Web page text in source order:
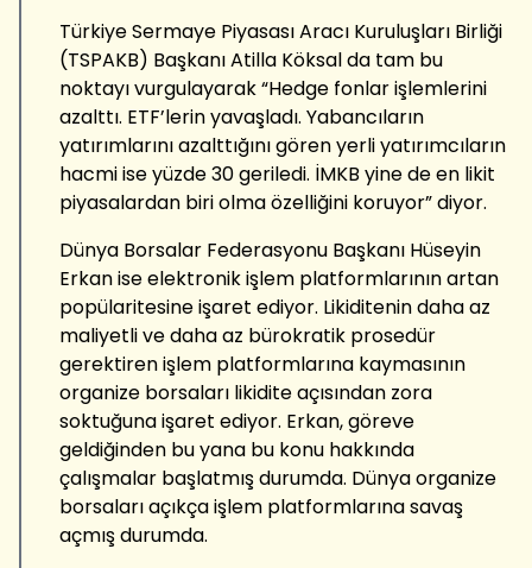
Türkiye Sermaye Piyasası Aracı Kuruluşları Birliği
(TSPAKB) Başkanı Atilla Köksal da tam bu
noktayı vurgulayarak “Hedge fonlar işlemlerini
azalttı. ETF’lerin yavaşladı. Yabancıların
yatırımlarını azalttığını gören yerli yatırımcıların
hacmi ise yüzde 30 geriledi. İMKB yine de en likit
piyasalardan biri olma özelliğini koruyor” diyor.
Dünya Borsalar Federasyonu Başkanı Hüseyin
Erkan ise elektronik işlem platformlarının artan
popülaritesine işaret ediyor. Likiditenin daha az
maliyetli ve daha az bürokratik prosedür
gerektiren işlem platformlarına kaymasının
organize borsaları likidite açısından zora
soktuğuna işaret ediyor. Erkan, göreve
geldiğinden bu yana bu konu hakkında
çalışmalar başlatmış durumda. Dünya organize
borsaları açıkça işlem platformlarına savaş
açmış durumda.